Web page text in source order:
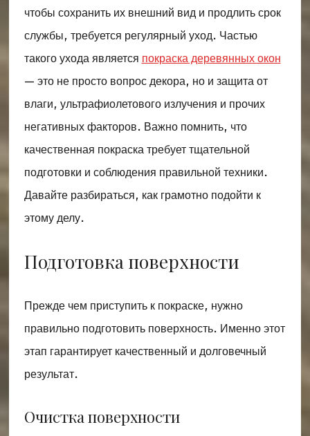
чтобы сохранить их внешний вид и продлить срок
службы, требуется регулярный уход. Частью
такого ухода является покраска деревянных окон
— это не просто вопрос декора, но и защита от
влаги, ультрафиолетового излучения и прочих
негативных факторов. Важно помнить, что
качественная покраска требует тщательной
подготовки и соблюдения правильной техники.
Давайте разбираться, как грамотно подойти к
этому делу.
Подготовка поверхности
Прежде чем приступить к покраске, нужно
правильно подготовить поверхность. Именно этот
этап гарантирует качественный и долговечный
результат.
Очистка поверхности